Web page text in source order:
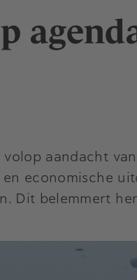
aandacht
economische
Dit belemmert